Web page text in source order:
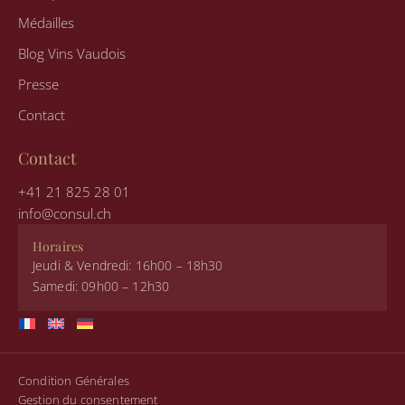
Médailles
Blog Vins Vaudois
Presse
Contact
Contact
+41 21 825 28 01
info@consul.ch
Horaires
Jeudi & Vendredi: 16h00 – 18h30
Samedi: 09h00 – 12h30
Condition Générales
Gestion du consentement